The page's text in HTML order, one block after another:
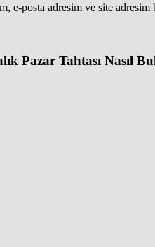
e-posta adresim ve site adresim
Pazar Tahtası Nasıl